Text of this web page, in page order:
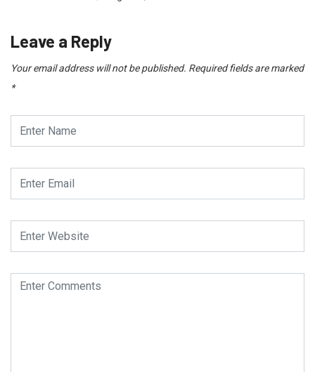
Leave a Reply
Your email address will not be published. Required fields are marked
*